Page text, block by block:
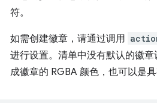
符。
如需创建徽章，请通过调用
进行设置。清单中没有默认的徽
成徽章的 RGBA 颜色，也可以是